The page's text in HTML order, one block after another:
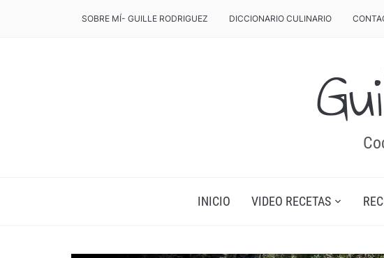
SOBRE MÍ- GUILLE RODRIGUEZ DICCIONARIO CULINARIO
INICIO VIDEO RECETAS